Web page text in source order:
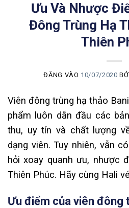
Ưu Và Nhược
Đông Trùng Hạ
Thiên
ĐĂNG VÀO 10/07/2020
Viên đông trùng hạ thảo
phẩm luôn dẫn đầu các
thu, uy tín và chất lượng
dạng viên. Tuy nhiên, vẫn
hỏi xoay quanh ưu, nhược
Thiên Phúc. Hãy cùng Hali
Ưu điểm của viên đông